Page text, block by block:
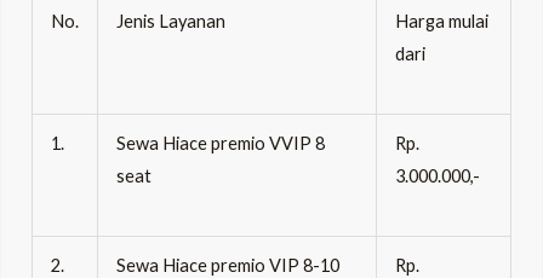
No.
Jenis Layanan
Harga mulai
dari
1.
Sewa Hiace premio VVIP 8
seat
Rp.
3.000.000,-
2.
Sewa Hiace premio VIP 8-10
Rp.